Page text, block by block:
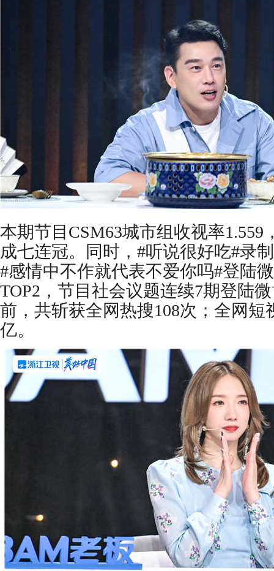
本期节目 CSM63城市组收视率
成七连冠。同时，#听说很好吃#录
#感情中不作就代表不爱你吗#登陆
TOP2，节目社会议题连续7期登陆
前，共斩获全网热搜108次；全网短
亿。